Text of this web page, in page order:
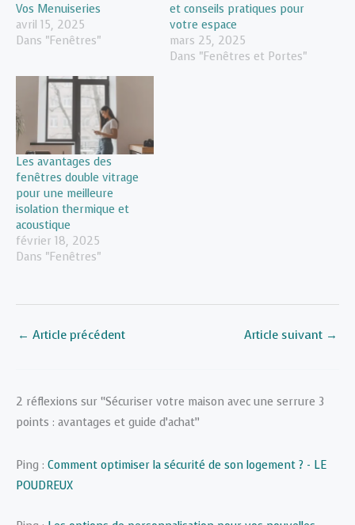
Vos Menuiseries
avril 15, 2025
Dans "Fenêtres"
et conseils pratiques pour
votre espace
mars 25, 2025
Dans "Fenêtres et Portes"
Les avantages des
fenêtres double vitrage
pour une meilleure
isolation thermique et
acoustique
février 18, 2025
Dans "Fenêtres"
← Article précédent Article suivant →
2 réflexions sur “Sécuriser votre maison avec une serrure 3
points : avantages et guide d’achat”
Ping : Comment optimiser la sécurité de son logement ? - LE
POUDREUX